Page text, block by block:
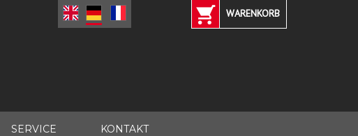
WARENKORB
SERVICE KONTAKT